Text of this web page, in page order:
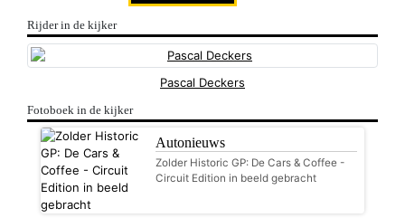
Rijder in de kijker
Pascal Deckers
Fotoboek in de kijker
Autonieuws
Zolder Historic GP: De Cars & Coffee -
Circuit Edition in beeld gebracht